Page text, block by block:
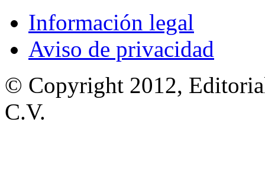
Información legal
Aviso de privacidad
© Copyright 2012,
C.V.